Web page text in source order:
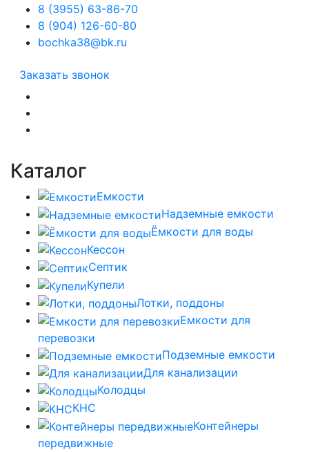
8 (3955) 63-86-70
8 (904) 126-60-80
bochka38@bk.ru
Заказать звонок
Каталог
Емкости
Надземные емкости
Ёмкости для воды
Кессон
Септик
Купели
Лотки, поддоны
Емкости для
перевозки
Подземные емкости
Для канализации
Колодцы
КНС
Контейнеры
передвижные